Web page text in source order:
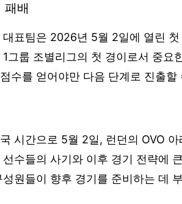
패배
대표팀은 2026년 5월 2일에 열린
그룹 조별리그의 첫 경이로서 중요
수를 얻어야만 다음 단계로 진출할
시간으로 5월 2일, 런던의 OVO
수들의 사기와 이후 경기 전략에
원들이 향후 경기를 준비하는 데